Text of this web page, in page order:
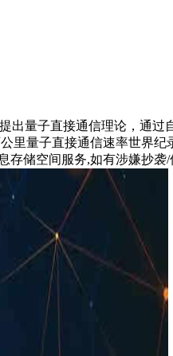
量子直接通信理论，通
量子直接通信速率世界纪
存储空间服务,如有涉嫌抄袭